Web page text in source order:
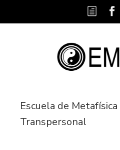
Escuela de
Transpersonal